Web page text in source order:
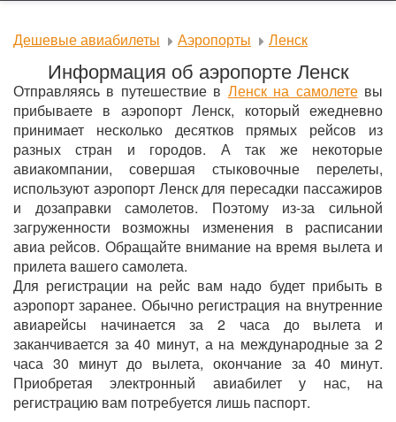
Дешевые авиабилеты Аэропорты Ленск
Информация об аэропорте Ленск
Отправляясь в путешествие в Ленск на самолетевы
прибываете в аэропорт Ленск, который ежедневно
принимает несколько десятков прямых рейсов из
разных стран и городов. А так же некоторые
авиакомпании, совершая стыковочные перелеты,
используют аэропорт Ленск для пересадки пассажиров
и дозаправки самолетов. Поэтому из-за сильной
загруженности возможны изменения в расписании
авиа рейсов. Обращайте внимание на время вылета и
прилета вашего самолета.
Для регистрации на рейс вам надо будет прибыть в
аэропорт заранее. Обычно регистрация на внутренние
авиарейсы начинается за 2 часа до вылета и
заканчивается за 40 минут, а на международные за 2
часа 30 минут до вылета, окончание за 40 минут.
Приобретая электронный авиабилет у нас, на
регистрацию вам потребуется лишь паспорт.